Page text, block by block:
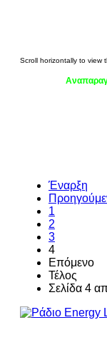
Έναρξη
1
2
3
4
Επόμενο
Τέλος
Σελίδα 4